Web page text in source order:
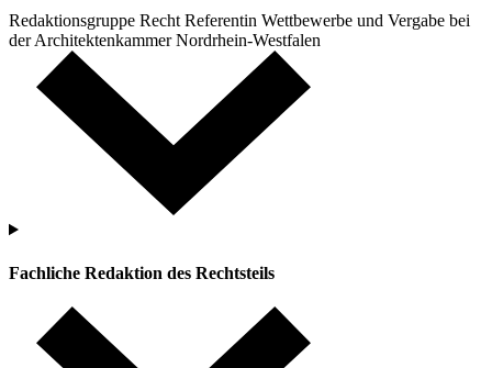
Redaktionsgruppe Recht Referentin Wettbewerbe und Vergabe bei
der Architektenkammer Nordrhein-Westfalen
Fachliche Redaktion des Rechtsteils